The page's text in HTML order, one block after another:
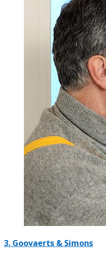
3. Goovaerts & Simons